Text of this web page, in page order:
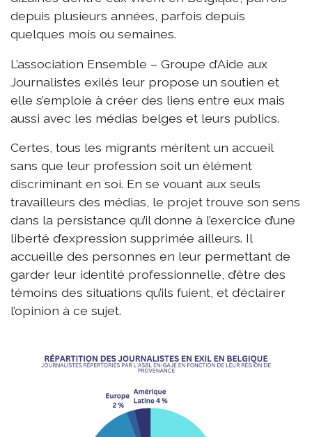
depuis plusieurs années, parfois depuis
quelques mois ou semaines.
L’association Ensemble – Groupe d’Aide aux
Journalistes exilés leur propose un soutien et
elle s’emploie à créer des liens entre eux mais
aussi avec les médias belges et leurs publics.
Certes, tous les migrants méritent un accueil
sans que leur profession soit un élément
discriminant en soi. En se vouant aux seuls
travailleurs des médias, le projet trouve son sens
dans la persistance qu’il donne à l’exercice d’une
liberté d’expression supprimée ailleurs. Il
accueille des personnes en leur permettant de
garder leur identité professionnelle, d’être des
témoins des situations qu’ils fuient, et d’éclairer
l’opinion à ce sujet.